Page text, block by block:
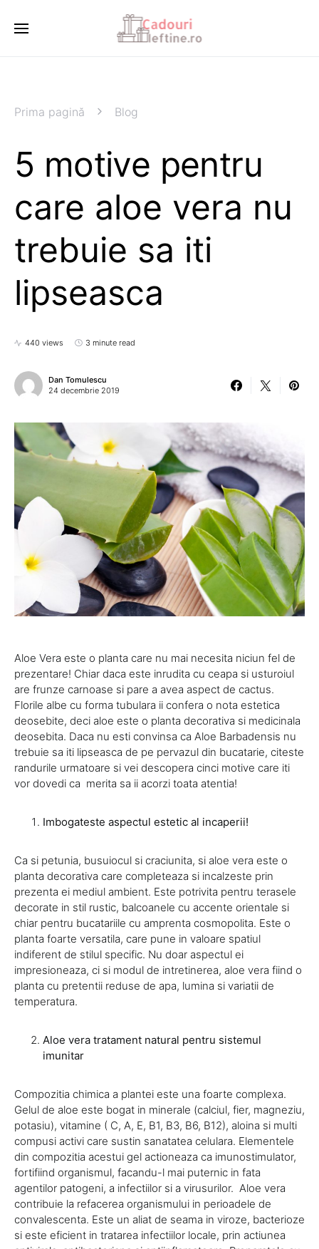
Prima pagină Blog
5 motive pentru
care aloe vera nu
trebuie sa iti
lipseasca
440 views 3 minute read
Dan Tomulescu
24 decembrie 2019
Aloe Vera este o planta care nu mai necesita niciun fel de
prezentare! Chiar daca este inrudita cu ceapa si usturoiul
are frunze carnoase si pare a avea aspect de cactus.
Florile albe cu forma tubulara ii confera o nota estetica
deosebite, deci aloe este o planta decorativa si medicinala
deosebita. Daca nu esti convinsa ca Aloe Barbadensis nu
trebuie sa iti lipseasca de pe pervazul din bucatarie, citeste
randurile urmatoare si vei descopera cinci motive care iti
vor dovedi ca merita sa ii acorzi toata atentia!
Imbogateste aspectul estetic al incaperii!
Ca si petunia, busuiocul si craciunita, si aloe vera este o
planta decorativa care completeaza si incalzeste prin
prezenta ei mediul ambient. Este potrivita pentru terasele
decorate in stil rustic, balcoanele cu accente orientale si
chiar pentru bucatariile cu amprenta cosmopolita. Este o
planta foarte versatila, care pune in valoare spatiul
indiferent de stilul specific. Nu doar aspectul ei
impresioneaza, ci si modul de intretinerea, aloe vera fiind o
planta cu pretentii reduse de apa, lumina si variatii de
temperatura.
Aloe vera tratament natural pentru sistemul
imunitar
Compozitia chimica a plantei este una foarte complexa.
Gelul de aloe este bogat in minerale (calciul, fier, magneziu,
potasiu), vitamine ( C, A, E, B1, B3, B6, B12), aloina si multi
compusi activi care sustin sanatatea celulara. Elementele
din compozitia acestui gel actioneaza ca imunostimulator,
fortifiind organismul, facandu-l mai puternic in fata
agentilor patogeni, a infectiilor si a virusurilor. Aloe vera
contribuie la refacerea organismului in perioadele de
convalescenta. Este un aliat de seama in viroze, bacterioze
si este eficient in tratarea infectiilor locale, prin actiunea